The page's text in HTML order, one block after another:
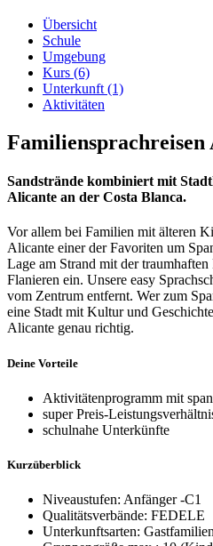
Übersicht
Schule
Umgebung
Kurs (6)
Unterkunft (1)
Aktivitäten
Familiensprachreisen
Sandstrände kombiniert mit
Alicante an der Costa Blanca.
Vor allem bei Familien mit älteren
Alicante einer der Favoriten um
Lage am Strand mit der
Flanieren ein. Unsere easy
vom Zentrum entfernt. Wer zum
eine Stadt mit Kultur und
Alicante genau richtig.
Deine Vorteile
Aktivitätenprogramm mit
super Preis-
schulnahe Unterkünfte
Kurzüberblick
Niveaustufen: Anfänger -C1
Qualitätsverbände: FEDELE
Unterkunftsarten: